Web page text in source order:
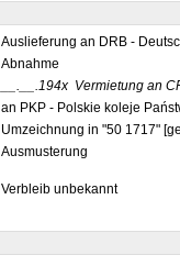
Auslieferung an DRB -
Abnahme
__.__.194x Vermietung an
an PKP - Polskie koleje
Umzeichnung in "50 1717"
Ausmusterung
Verbleib unbekannt